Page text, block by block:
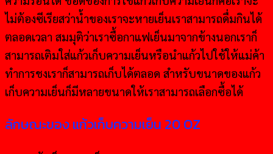
ไม่ต้องซีเรียสว่าน้ำของเราจะหายเย็นเราสามารถดื่มกินได้
ตลอดเวลา สมมุติว่าเราซื้อกาแฟเย็นมาจากข้างนอกเราก็
สามารถเติมใส่แก้วเก็บความเย็นหรือนำแก้วไปใช้ให้แม่ค้า
ทำการชงเราก็สามารถเก็บได้ตลอด สำหรับขนาดของแก้ว
เก็บความเย็นก็มีหลายขนาดให้เราสามารถเลือกซื้อได้
ลักษณะของ แก้วเก็บความเย็น 20 OZ